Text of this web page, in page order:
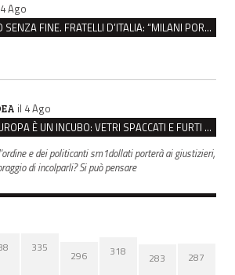
Ago
HELLWATT, SCONTRO SENZA FINE. FRATELLI D’ITALIA: “MILANI PORTA DOCUMENTI, DE FRANCO INSULTI”
il 4 Ago
REGGIO, PIAZZALE EUROPA È UN INCUBO: VETRI SPACCATI E FURTI SULLE AUTO IN SOSTA
e dei politicanti sm1dollati porterà ai giustizieri,
di incolparli? Si può pensare
335
296 318 283 287